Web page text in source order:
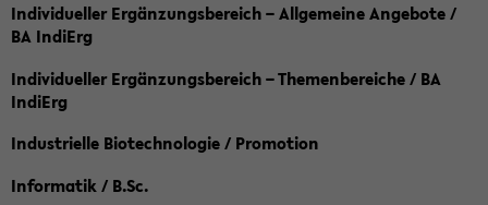
Individueller Ergänzungsbereich – Allgemeine Angebote /
BA IndiErg
Individueller Ergänzungsbereich – Themenbereiche / BA
IndiErg
Industrielle Biotechnologie / Promotion
Informatik / B.Sc.